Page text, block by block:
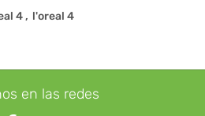
4 , l'oreal 4
en las redes